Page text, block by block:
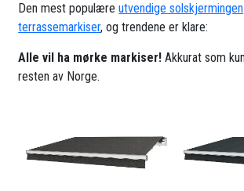
Den mest populæreutvendige solskjermingen
terrassemarkiser, og trendene er klare:
Alle vil ha mørke markiser! Akkurat som
resten av Norge.